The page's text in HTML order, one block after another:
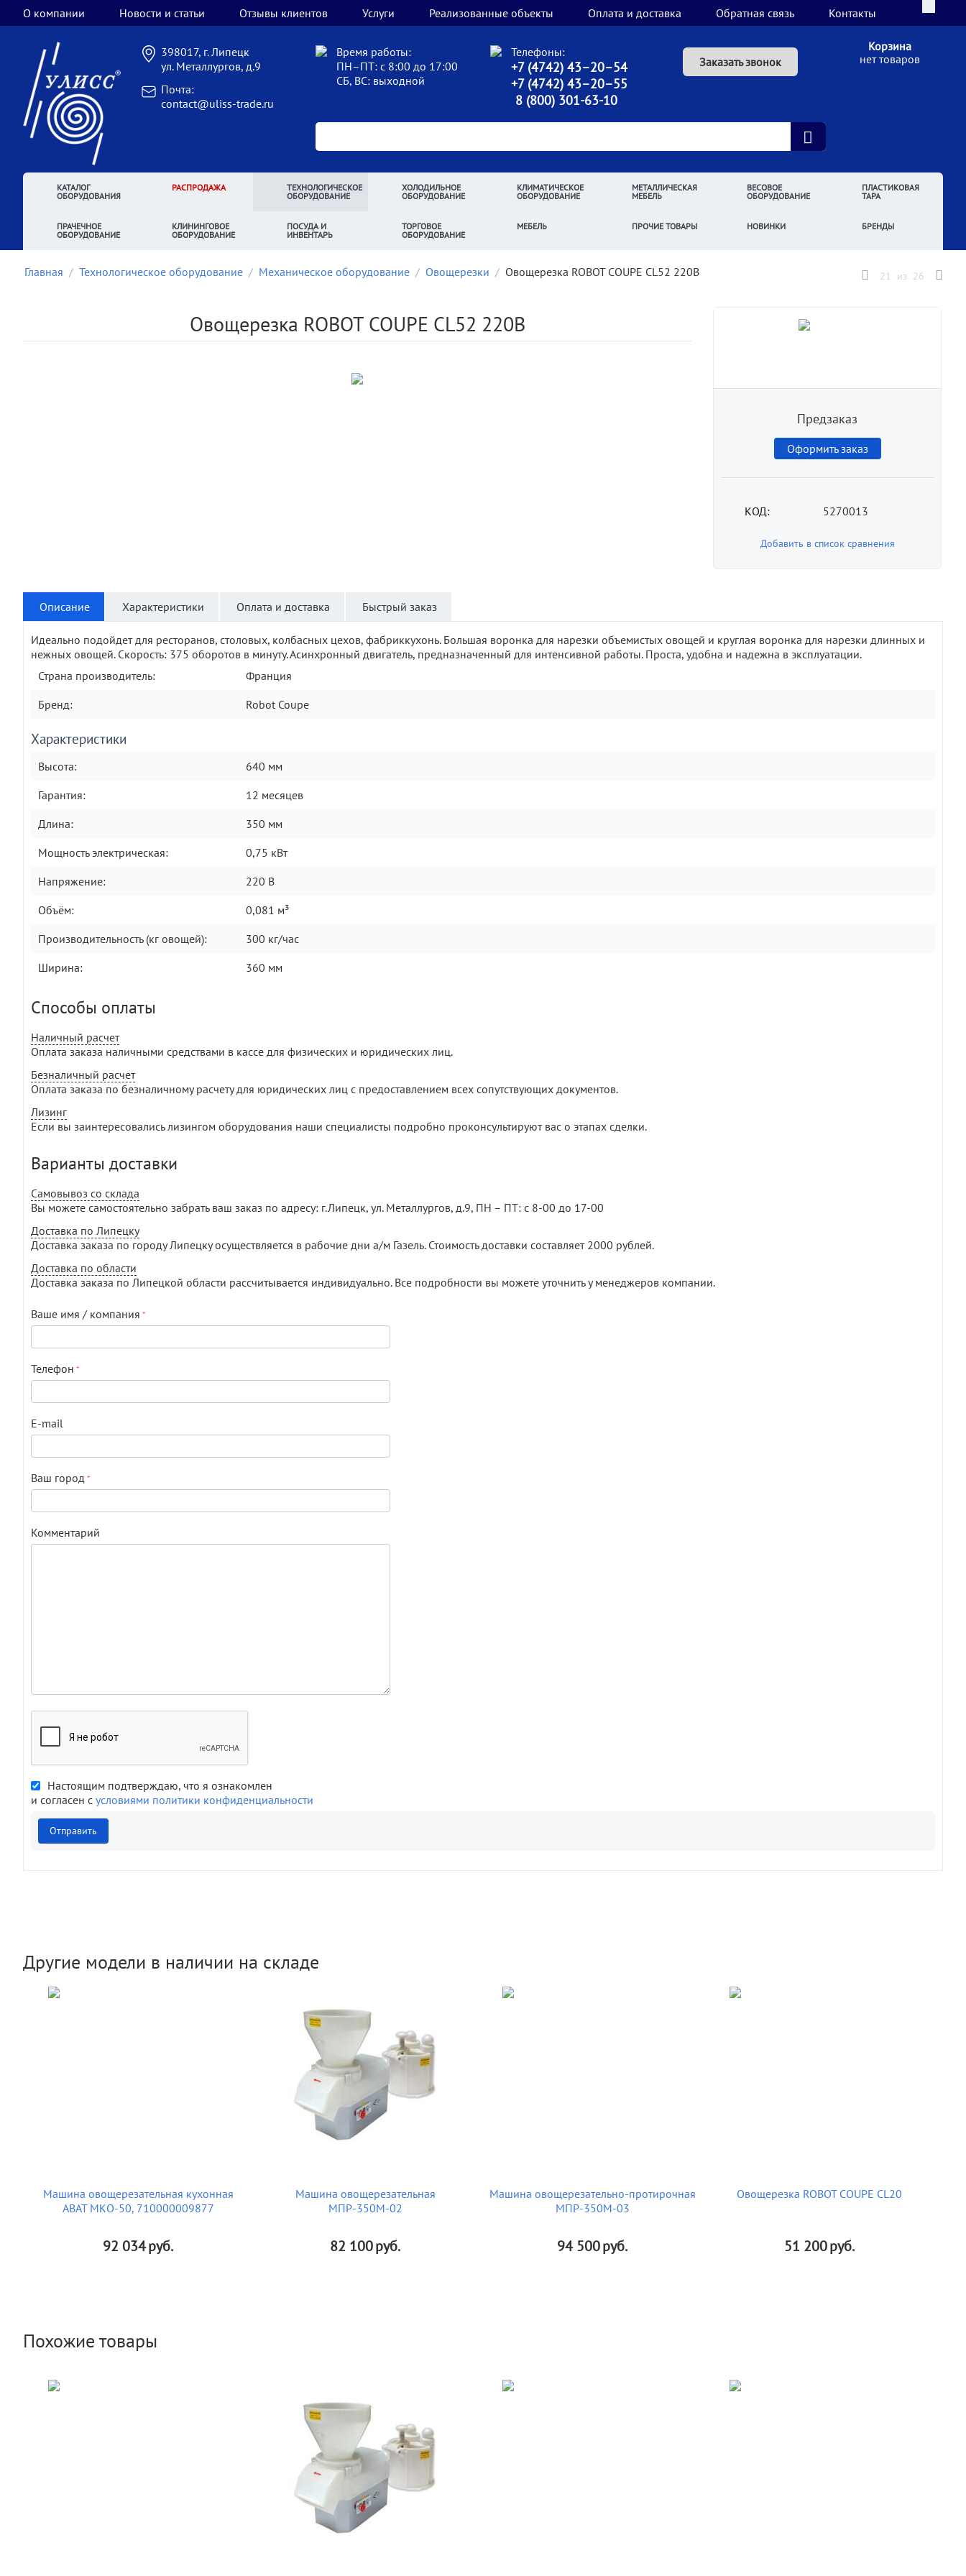
О компании Новости и статьи Отзывы клиентов Услуги Реализованные объекты Оплата и доставка Обратная связь Контакты
398017, г. Липецк
ул. Металлургов, д.9
Почта:
contact@uliss-trade.ru
Время работы:
ПН–ПТ: с 8:00 до 17:00
СБ, ВС: выходной
Телефоны:
+7 (4742) 43–20–54
+7 (4742) 43–20–55
8 (800) 301-63-10
Заказать звонок
Корзина
нет товаров
КАТАЛОГ
ОБОРУДОВАНИЯ
РАСПРОДАЖА
ТЕХНОЛОГИЧЕСКОЕ
ОБОРУДОВАНИЕ
ХОЛОДИЛЬНОЕ
ОБОРУДОВАНИЕ
КЛИМАТИЧЕСКОЕ
ОБОРУДОВАНИЕ
МЕТАЛЛИЧЕСКАЯ
МЕБЕЛЬ
ВЕСОВОЕ
ОБОРУДОВАНИЕ
ПЛАСТИКОВАЯ
ТАРА
ПРАЧЕЧНОЕ
ОБОРУДОВАНИЕ
КЛИНИНГОВОЕ
ОБОРУДОВАНИЕ
ПОСУДА И
ИНВЕНТАРЬ
ТОРГОВОЕ
ОБОРУДОВАНИЕ
МЕБЕЛЬ ПРОЧИЕ ТОВАРЫ НОВИНКИ БРЕНДЫ
Главная / Технологическое оборудование / Механическое оборудование / Овощерезки / Овощерезка ROBOT COUPE CL52 220В 21 из 26
Овощерезка ROBOT COUPE CL52 220В
Предзаказ
Оформить заказ
КОД: 5270013
Добавить в список сравнения
Описание Характеристики Оплата и доставка Быстрый заказ
Идеально подойдет для ресторанов, столовых, колбасных цехов, фабриккухонь. Большая воронка для нарезки объемистых овощей и круглая воронка для нарезки длинных и
нежных овощей. Скорость: 375 оборотов в минуту. Асинхронный двигатель, предназначенный для интенсивной работы. Проста, удобна и надежна в эксплуатации.
Страна производитель:
Франция
Бренд:
Robot Coupe
Характеристики
Высота:
640 мм
Гарантия:
12 месяцев
Длина:
350 мм
Мощность электрическая:
0,75 кВт
Напряжение:
220 В
Объём:
0,081 м³
Производительность (кг овощей):
300 кг/час
Ширина:
360 мм
Способы оплаты
Наличный расчет
Оплата заказа наличными средствами в кассе для физических и юридических лиц.
Безналичный расчет
Оплата заказа по безналичному расчету для юридических лиц с предоставлением всех сопутствующих документов.
Лизинг
Если вы заинтересовались лизингом оборудования наши специалисты подробно проконсультируют вас о этапах сделки.
Варианты доставки
Самовывоз со склада
Вы можете самостоятельно забрать ваш заказ по адресу: г.Липецк, ул. Металлургов, д.9, ПН – ПТ: с 8-00 до 17-00
Доставка по Липецку
Доставка заказа по городу Липецку осуществляется в рабочие дни а/м Газель. Стоимость доставки составляет 2000 рублей.
Доставка по области
Доставка заказа по Липецкой области рассчитывается индивидуально. Все подробности вы можете уточнить у менеджеров компании.
Ваше имя / компания
Телефон
E-mail
Ваш город
Комментарий
Настоящим подтверждаю, что я ознакомлен
и согласен с условиями политики конфиденциальности
Отправить
Другие модели в наличии на складе
Машина овощерезательная кухонная
ABAT МКО-50, 710000009877
92 034руб.
Машина овощерезательная
МПР-350М-02
82 100руб.
Машина овощерезательно-протирочная
МПР-350М-03
94 500руб.
Овощерезка ROBOT COUPE CL20
51 200руб.
Похожие товары